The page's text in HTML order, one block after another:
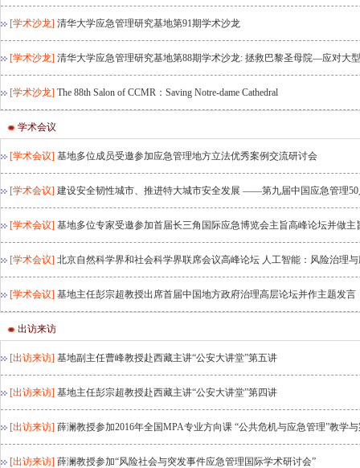
[学术沙龙] 清华大学应急管理研究基地第91期学术沙龙
[学术沙龙] 清华大学应急管理研究基地第88期学术沙龙: 拯救巴黎圣母院—应对大
[学术沙龙] The 88th Salon of CCMR：Saving Notre-dame Cathedral
学术会议
[学术会议] 基地多位成员受邀参加应急管理地方立法优秀案例交流研讨会
[学术会议] 建设安全韧性城市、推进特大城市安全发展 ——第九届中国应急管理
[学术会议] 基地多位专家受邀参加首届长三角国际应急博览会主旨高峰论坛并做主
[学术会议] 北京自然科学界和社会科学界联席会议高峰论坛 人工智能：风险治理
[学术会议] 基地主任彭宗超教授出席首届中国地方政府治理高层论坛并作主题发言
出访来访
[出访来访] 基地副主任曹峰教授赴西藏主讲“公安大讲堂”第五讲
[出访来访] 基地主任彭宗超教授赴西藏主讲“公安大讲堂”第四讲
[出访来访] 薛澜教授参加2016年全国MPA专业方向课 “公共危机与应急管理”教学
[出访来访] 薛澜教授参加“风险社会与突发事件应急管理国际学术研讨会”